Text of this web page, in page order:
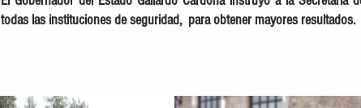
todas las instituciones de seguridad,  para obtener mayores resultados.